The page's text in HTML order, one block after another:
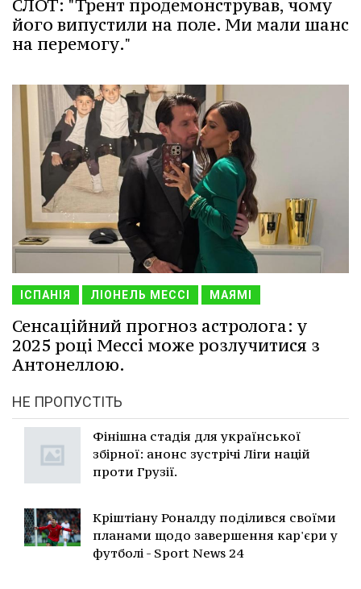
СЛОТ: "Трент продемонстрував, чому
його випустили на поле. Ми мали шанс
на перемогу."
ІСПАНІЯ ЛІОНЕЛЬ МЕССІ МАЯМІ
Сенсаційний прогноз астролога: у
2025 році Мессі може розлучитися з
Антонеллою.
НЕ ПРОПУСТІТЬ
Фінішна стадія для української
збірної: анонс зустрічі Ліги націй
проти Грузії.
Кріштіану Роналду поділився своїми
планами щодо завершення кар'єри у
футболі - Sport News 24